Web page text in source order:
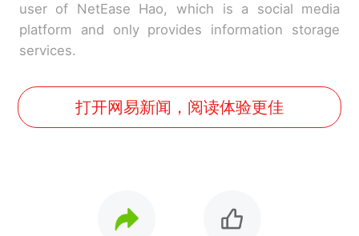
user of NetEase Hao, which is a social media
platform and only provides information storage
services.
打开网易新闻，阅读体验更佳